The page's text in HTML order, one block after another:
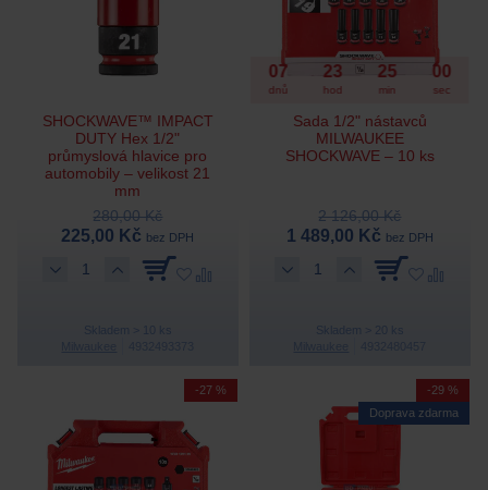
SHOCKWAVE™ IMPACT
DUTY Hex 1/2"
průmyslová hlavice pro
automobily – velikost 21
mm
280,00 Kč
225,00 Kč bez DPH
Skladem > 10 ks
07
dnů
23
hod
24
min
59
sec
Sada 1/2" nástavců
MILWAUKEE
SHOCKWAVE – 10 ks
2 126,00 Kč
1 489,00 Kč bez DPH
Skladem > 20 ks
-27 %
Doprava zdarma
-29 %